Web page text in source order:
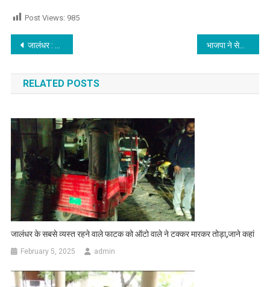
Post Views: 985
Post navigation
जालंधर : मॉडल टाउन में पुलिस मुलाजीमो से भरी बस फंसी हाईवोल्टेज तारों में,बड़ा हादसा टला भाजपा ने सेवा पखवाड़े के तहत नरेंद्र मोदी के कार्यकाल के 8 वर्षों में किए गए कार्यों की लगाई प्रदर्शनी
RELATED POSTS
जालंधर के सबसे व्यस्त रहने वाले फाटक को ऑटो वाले ने टक्कर मारकर तोड़ा,जाने कहां
February 5, 2025 admin